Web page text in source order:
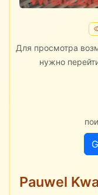
Для просмотра
нужно
Pauwel